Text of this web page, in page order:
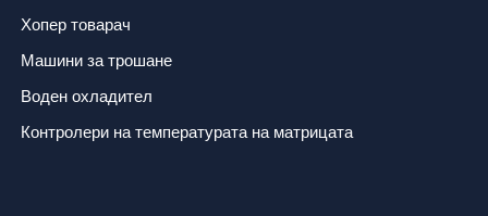
Хопер товарач
Машини за трошане
Воден охладител
Контролери на температурата на матрицата